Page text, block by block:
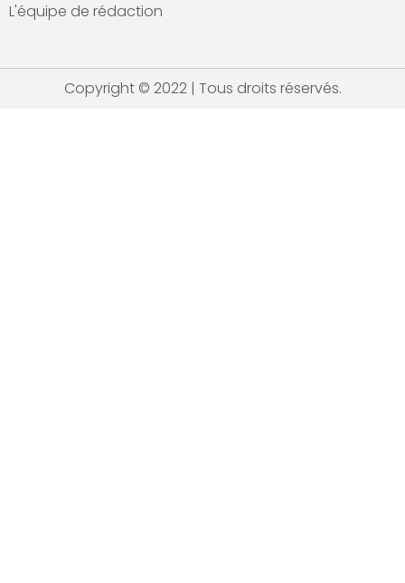
L'équipe de rédaction
Copyright © 2022 | Tous droits réservés.